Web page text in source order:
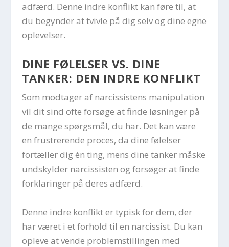
adfærd. Denne indre konflikt kan føre til, at
du begynder at tvivle på dig selv og dine egne
oplevelser.
DINE FØLELSER VS. DINE
TANKER: DEN INDRE KONFLIKT
Som modtager af narcissistens manipulation
vil dit sind ofte forsøge at finde løsninger på
de mange spørgsmål, du har. Det kan være
en frustrerende proces, da dine følelser
fortæller dig én ting, mens dine tanker måske
undskylder narcissisten og forsøger at finde
forklaringer på deres adfærd.
Denne indre konflikt er typisk for dem, der
har været i et forhold til en narcissist. Du kan
opleve at vende problemstillingen med